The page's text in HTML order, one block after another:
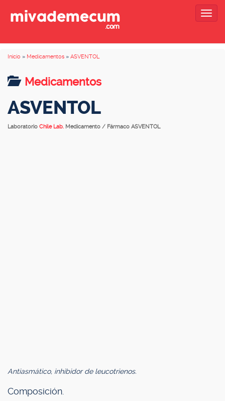
Inicio » Medicamentos » ASVENTOL
Medicamentos
ASVENTOL
Laboratorio Chile Lab. Medicamento / Fármaco ASVENTOL
Antiasmático, inhibidor de leucotrienos.
Composición.